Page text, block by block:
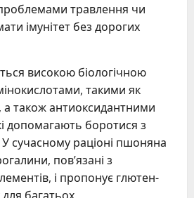
травлення чи
імунітет без дорогих
високою біологічною
такими як
а також антиоксидантними
допомагають боротися з
сучасному раціоні пшоняна
пов’язані з
і пропонує глютен-